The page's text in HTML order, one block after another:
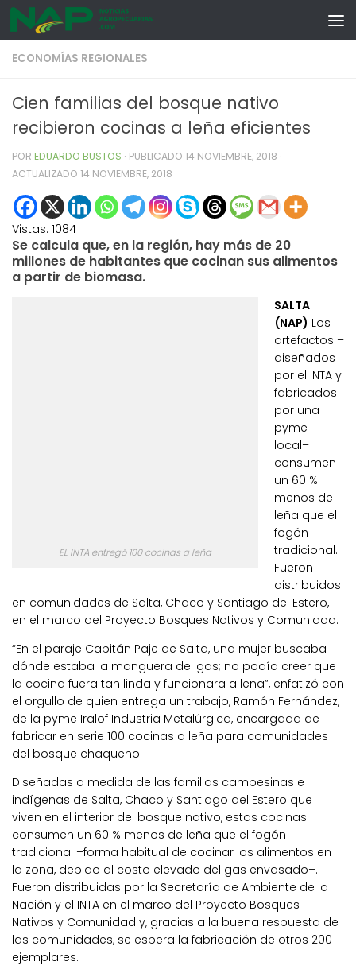
Skip to content
ECONOMÍAS REGIONALES
Cien familias del bosque nativo
recibieron cocinas a leña eficientes
POR EDUARDO BUSTOS · PUBLICADO 14 NOVIEMBRE, 2018 ·
ACTUALIZADO 14 NOVIEMBRE, 2018
Vistas: 1084
Se calcula que, en la región, hay más de 20
millones de habitantes que cocinan sus alimentos
a partir de biomasa.
EL INTA entregó 100 cocinas a leña
SALTA
(NAP) Los
artefactos –
diseñados
por el INTA y
fabricados
por una
pyme
local–
consumen
un 60 %
menos de
leña que el
fogón
tradicional.
Fueron
distribuidos
en comunidades de Salta, Chaco y Santiago del Estero,
en el marco del Proyecto Bosques Nativos y Comunidad.
“En el paraje Capitán Paje de Salta, una mujer buscaba
dónde estaba la manguera del gas; no podía creer que
la cocina fuera tan linda y funcionara a leña”, enfatizó con
el orgullo de quien entrega un trabajo, Ramón Fernández,
de la pyme Iralof Industria Metalúrgica, encargada de
fabricar en serie 100 cocinas a leña para comunidades
del bosque chaqueño.
Diseñadas a medida de las familias campesinas e
indígenas de Salta, Chaco y Santiago del Estero que
viven en el interior del bosque nativo, estas cocinas
consumen un 60 % menos de leña que el fogón
tradicional –forma habitual de cocinar los alimentos en
la zona, debido al costo elevado del gas envasado–.
Fueron distribuidas por la Secretaría de Ambiente de la
Nación y el INTA en el marco del Proyecto Bosques
Nativos y Comunidad y, gracias a la buena respuesta de
las comunidades, se espera la fabricación de otros 200
ejemplares.